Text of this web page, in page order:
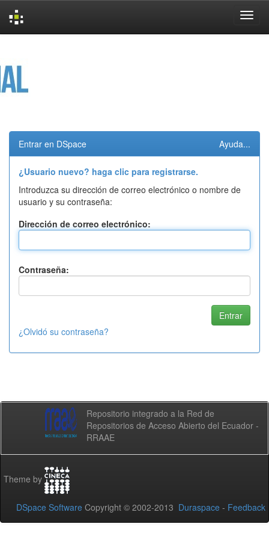
Entrar en DSpace Ayuda...
¿Usuario nuevo? haga clic para registrarse.
Introduzca su dirección de correo electrónico o nombre de
usuario y su contraseña:
Dirección de correo electrónico:
Contraseña:
¿Olvidó su contraseña?
Repositorio integrado a la Red de
Repositorios de Acceso Abierto del Ecuador -
RRAAE
Theme by
DSpace Software Copyright © 2002-2013 Duraspace - Feedback